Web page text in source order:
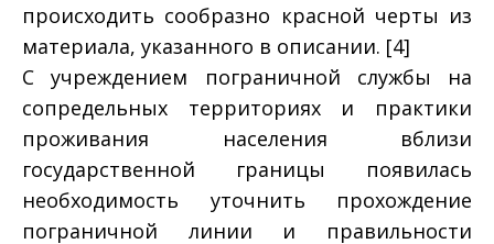
происходить сообразно красной черты из
материала, указанного в описании. [4]
С учреждением пограничной службы на
сопредельных территориях и практики
проживания населения вблизи
государственной границы появилась
необходимость уточнить прохождение
пограничной линии и правильности